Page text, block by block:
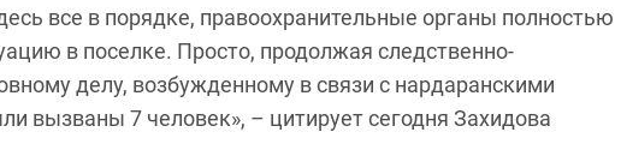
все в порядке, правоохранительные органы полностью
в поселке. Просто, продолжая следственно-
делу, возбужденному в связи с нардаранскими
вызваны 7 человек», – цитирует сегодня Захидова